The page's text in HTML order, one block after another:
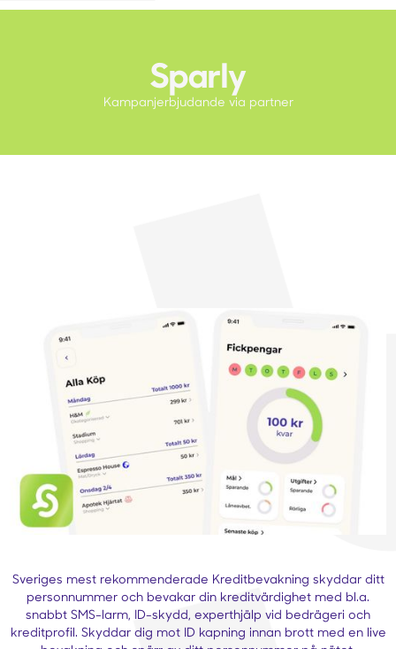
Sparly
Kampanjerbjudande via partner
Sveriges mest rekommenderade Kreditbevakning skyddar ditt
personnummer och bevakar din kreditvärdighet med bl.a.
snabbt SMS-larm, ID-skydd, experthjälp vid bedrägeri och
kreditprofil. Skyddar dig mot ID kapning innan brott med en live